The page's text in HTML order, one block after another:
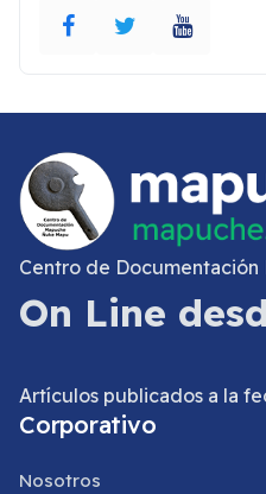
Centro de Documentación
On Line
Artículos publicados a la
Corporativo
Nosotros